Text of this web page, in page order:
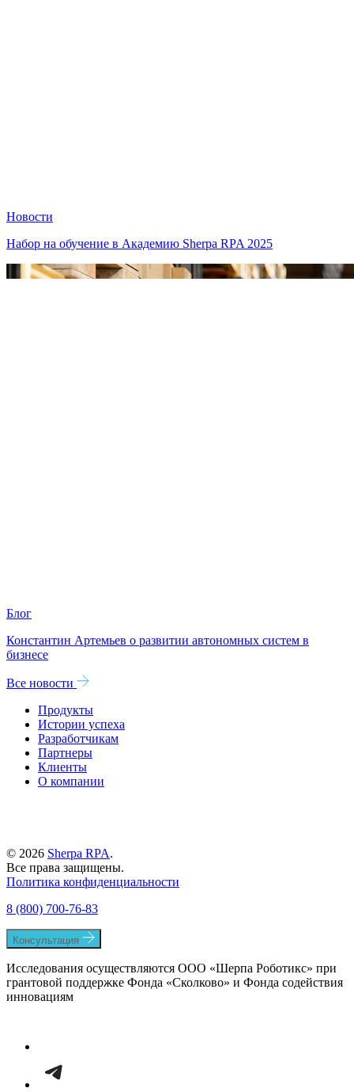
Новости
Набор на обучение в Академию Sherpa RPA 2025
Блог
Константин Артемьев о развитии автономных систем в
бизнесе
Все новости
Продукты
Истории успеха
Разработчикам
Партнеры
Клиенты
О компании
© 2026 Sherpa RPA.
Все права защищены.
Политика конфиденциальности
8 (800) 700-76-83
Консультация
Исследования осуществляются ООО «Шерпа Роботикс» при
грантовой поддержке Фонда «Сколково» и Фонда содействия
инновациям